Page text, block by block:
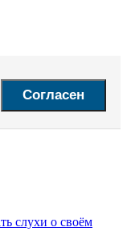
Согласен
слухи о своём